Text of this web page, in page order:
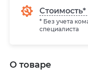
* Без учета
специалиста
О товаре